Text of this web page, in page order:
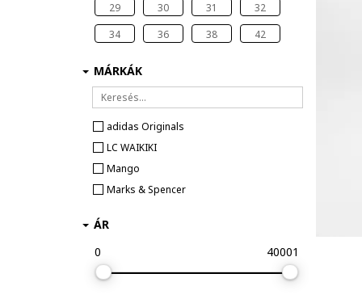
29
30 31
32
34
36 38 42
MÁRKÁK
adidas Originals
LC WAIKIKI
Mango
Marks & Spencer
ÁR
0
40001